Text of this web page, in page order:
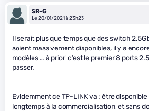
SR-G
Le 20/01/2021 à 23h23
Il serait plus que temps que des switch
soient massivement disponibles, il y a
modèles … à priori c’est le premier 8 ports
passer.
Evidemment ce TP-LINK va : être
longtemps à la commercialisation, et sans